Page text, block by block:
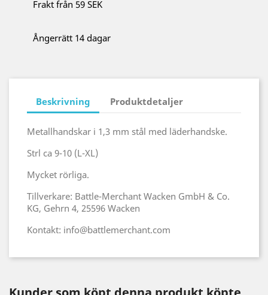
Frakt från 59 SEK
Ångerrätt 14 dagar
Beskrivning Produktdetaljer
Metallhandskar i 1,3 mm stål med läderhandske.
Strl ca 9-10 (L-XL)
Mycket rörliga.
Tillverkare: Battle-Merchant Wacken GmbH & Co.
KG, Gehrn 4, 25596 Wacken
Kontakt: info@battlemerchant.com